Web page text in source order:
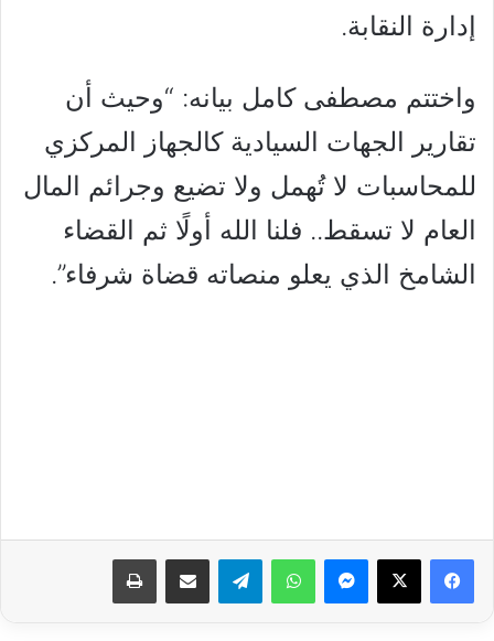
إدارة النقابة.
واختتم مصطفى كامل بيانه: “وحيث أن
تقارير الجهات السيادية كالجهاز المركزي
للمحاسبات لا تُهمل ولا تضيع وجرائم المال
العام لا تسقط.. فلنا الله أولًا ثم القضاء
الشامخ الذي يعلو منصاته قضاة شرفاء”.
فيسبوك ‫X ماسنجر واتساب تيلقرام مشاركة عبر البريد طباعة